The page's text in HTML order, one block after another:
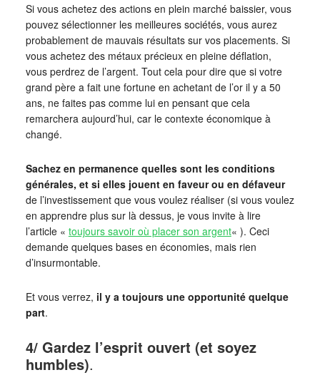
Si vous achetez des actions en plein marché baissier, vous
pouvez sélectionner les meilleures sociétés, vous aurez
probablement de mauvais résultats sur vos placements. Si
vous achetez des métaux précieux en pleine déflation,
vous perdrez de l’argent. Tout cela pour dire que si votre
grand père a fait une fortune en achetant de l’or il y a 50
ans, ne faites pas comme lui en pensant que cela
remarchera aujourd’hui, car le contexte économique à
changé.
Sachez en permanence quelles sont les conditions
générales, et si elles jouent en faveur ou en défaveur
de l’investissement que vous voulez réaliser (si vous voulez
en apprendre plus sur là dessus, je vous invite à lire
l’article « toujours savoir où placer son argent« ). Ceci
demande quelques bases en économies, mais rien
d’insurmontable.
Et vous verrez, il y a toujours une opportunité quelque
part.
4/ Gardez l’esprit ouvert (et soyez
humbles).